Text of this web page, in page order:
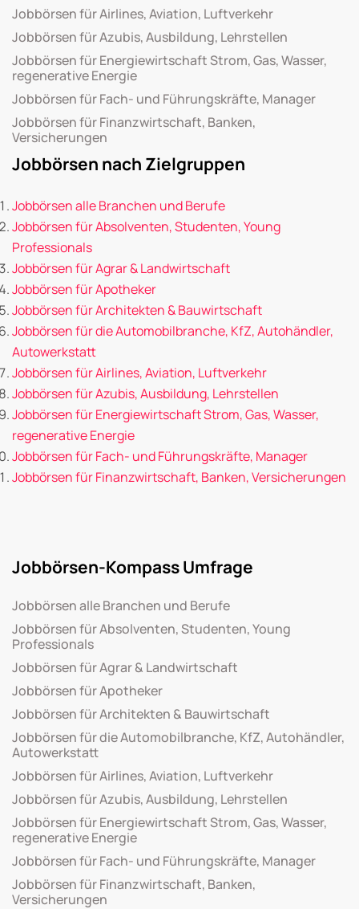
Jobbörsen für Airlines, Aviation, Luftverkehr
Jobbörsen für Azubis, Ausbildung, Lehrstellen
Jobbörsen für Energiewirtschaft Strom, Gas, Wasser,
regenerative Energie
Jobbörsen für Fach- und Führungskräfte, Manager
Jobbörsen für Finanzwirtschaft, Banken,
Versicherungen
Jobbörsen nach Zielgruppen
Jobbörsen alle Branchen und Berufe
Jobbörsen für Absolventen, Studenten, Young
Professionals
Jobbörsen für Agrar & Landwirtschaft
Jobbörsen für Apotheker
Jobbörsen für Architekten & Bauwirtschaft
Jobbörsen für die Automobilbranche, KfZ, Autohändler,
Autowerkstatt
Jobbörsen für Airlines, Aviation, Luftverkehr
Jobbörsen für Azubis, Ausbildung, Lehrstellen
Jobbörsen für Energiewirtschaft Strom, Gas, Wasser,
regenerative Energie
Jobbörsen für Fach- und Führungskräfte, Manager
Jobbörsen für Finanzwirtschaft, Banken, Versicherungen
Jobbörsen-Kompass Umfrage
Jobbörsen alle Branchen und Berufe
Jobbörsen für Absolventen, Studenten, Young
Professionals
Jobbörsen für Agrar & Landwirtschaft
Jobbörsen für Apotheker
Jobbörsen für Architekten & Bauwirtschaft
Jobbörsen für die Automobilbranche, KfZ, Autohändler,
Autowerkstatt
Jobbörsen für Airlines, Aviation, Luftverkehr
Jobbörsen für Azubis, Ausbildung, Lehrstellen
Jobbörsen für Energiewirtschaft Strom, Gas, Wasser,
regenerative Energie
Jobbörsen für Fach- und Führungskräfte, Manager
Jobbörsen für Finanzwirtschaft, Banken,
Versicherungen